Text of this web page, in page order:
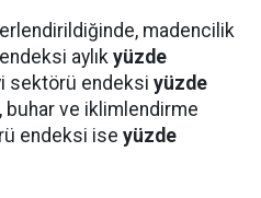
madencilik
aylık yüzde
sektörü endeksi yüzde
buhar ve iklimlendirme
endeksi ise yüzde